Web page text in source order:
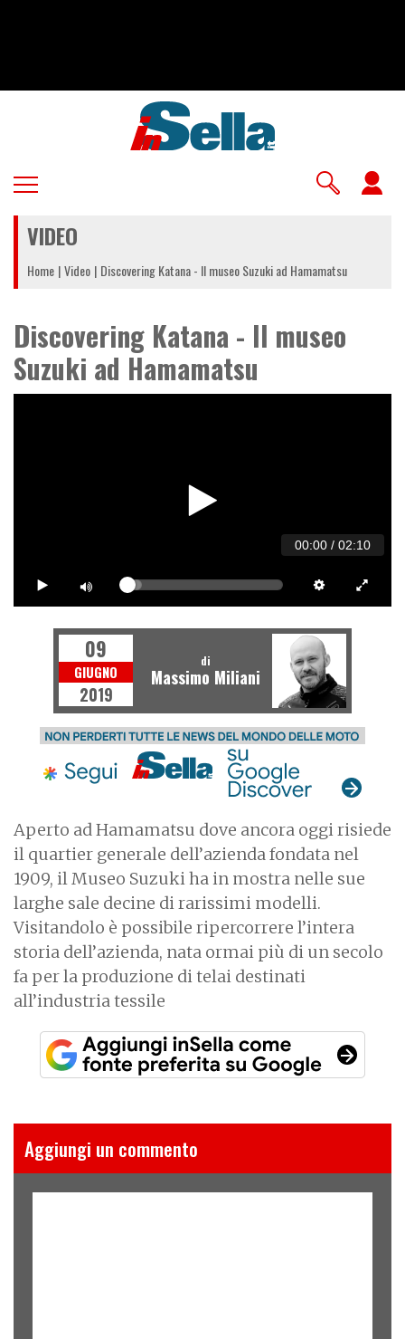
VIDEO
Home Video Discovering Katana - Il museo Suzuki ad Hamamatsu
Discovering Katana - Il museo
Suzuki ad Hamamatsu
00:00 / 02:10
Aperto ad Hamamatsu dove ancora oggi risiede
il quartier generale dell’azienda fondata nel
1909, il Museo Suzuki ha in mostra nelle sue
larghe sale decine di rarissimi modelli.
Visitandolo è possibile ripercorrere l’intera
storia dell’azienda, nata ormai più di un secolo
fa per la produzione di telai destinati
all’industria tessile
09
GIUGNO
2019
di
Massimo Miliani
Aggiungi un commento